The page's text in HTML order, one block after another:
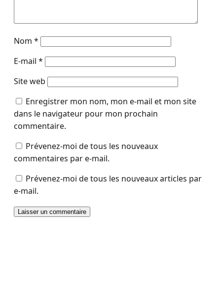
Nom *
E-mail *
Site web
Enregistrer mon nom, mon e-mail et mon site
dans le navigateur pour mon prochain
commentaire.
Prévenez-moi de tous les nouveaux
commentaires par e-mail.
Prévenez-moi de tous les nouveaux articles par
e-mail.